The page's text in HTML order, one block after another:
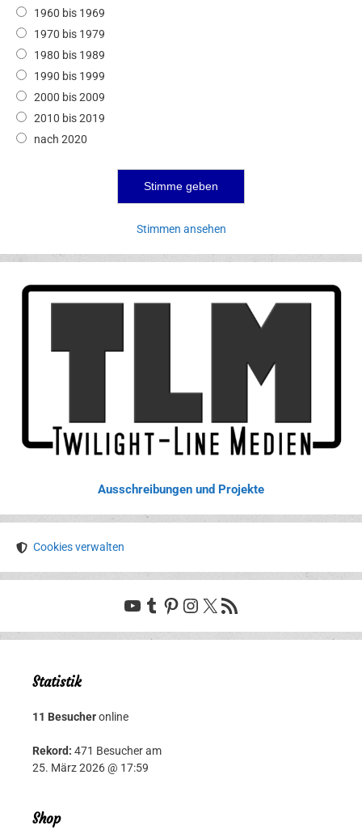
1960 bis 1969
1970 bis 1979
1980 bis 1989
1990 bis 1999
2000 bis 2009
2010 bis 2019
nach 2020
Stimmen ansehen
Ausschreibungen und Projekte
Cookies verwalten
YouTube
Tumblr
Pinterest
Instagram
X RSS-Feed
Statistik
11 Besucheronline
Rekord: 471 Besucher am
25. März 2026 @ 17:59
Shop